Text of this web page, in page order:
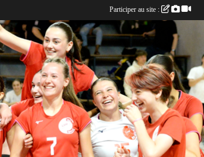
Participer au site :